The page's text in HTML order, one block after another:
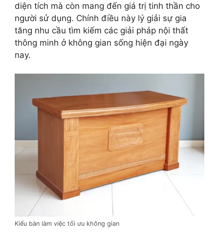
diện tích mà còn mang đến giá trị tinh thần cho
người sử dụng. Chính điều này lý giải sự gia
tăng nhu cầu tìm kiếm các giải pháp nội thất
thông minh ở không gian sống hiện đại ngày
nay.
Kiểu bàn làm việc tối ưu không gian